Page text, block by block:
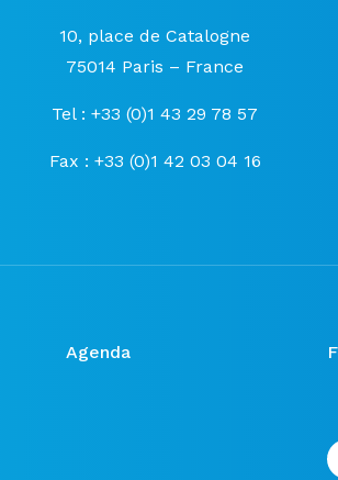
10, place de Catalogne
75014 Paris – France
Tel : +33 (0)1 43 29 78 57
Fax : +33 (0)1 42 03 04 16
Agenda